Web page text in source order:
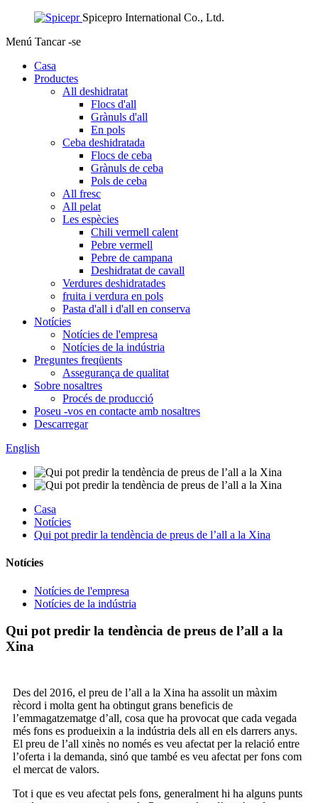
Spicepro International Co., Ltd.
Menú Tancar -se
Casa
Productes
All deshidratat
Flocs d'all
Grànuls d'all
En pols
Ceba deshidratada
Flocs de ceba
Grànuls de ceba
Pols de ceba
All fresc
All pelat
Les espècies
Chili vermell calent
Pebre vermell
Pebre de campana
Deshidratat de cavall
Verdures deshidratades
fruita i verdura en pols
Pasta d'all i d'all en conserva
Notícies
Notícies de l'empresa
Notícies de la indústria
Preguntes freqüents
Assegurança de qualitat
Sobre nosaltres
Procés de producció
Poseu -vos en contacte amb nosaltres
Descarregar
English
Casa
Notícies
Qui pot predir la tendència de preus de l’all a la Xina
Notícies
Notícies de l'empresa
Notícies de la indústria
Qui pot predir la tendència de preus de l’all a la
Xina
Des del 2016, el preu de l’all a la Xina ha assolit un màxim
rècord i molta gent ha obtingut grans beneficis de
l’emmagatzematge d’all, cosa que ha provocat que cada vegada
més fons es produeixin a la indústria dels all en els darrers anys.
El preu de l’all xinès no només es veu afectat per la relació entre
l’oferta i la demanda, sinó que també es veu afectat per fons com
el mercat de valors.
Tot i que es veu afectat pels fons, generalment hi ha alguns punts